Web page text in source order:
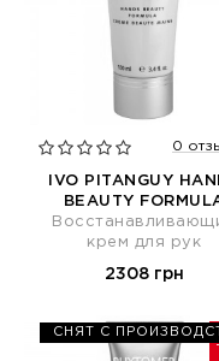
0
IVO PITANGUY
BEAUTY
крем для рук
2308 грн
СНЯТ С